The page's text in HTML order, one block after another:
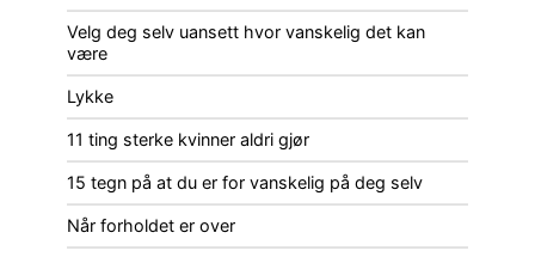
Velg deg selv uansett hvor vanskelig det kan
være
Lykke
11 ting sterke kvinner aldri gjør
15 tegn på at du er for vanskelig på deg selv
Når forholdet er over